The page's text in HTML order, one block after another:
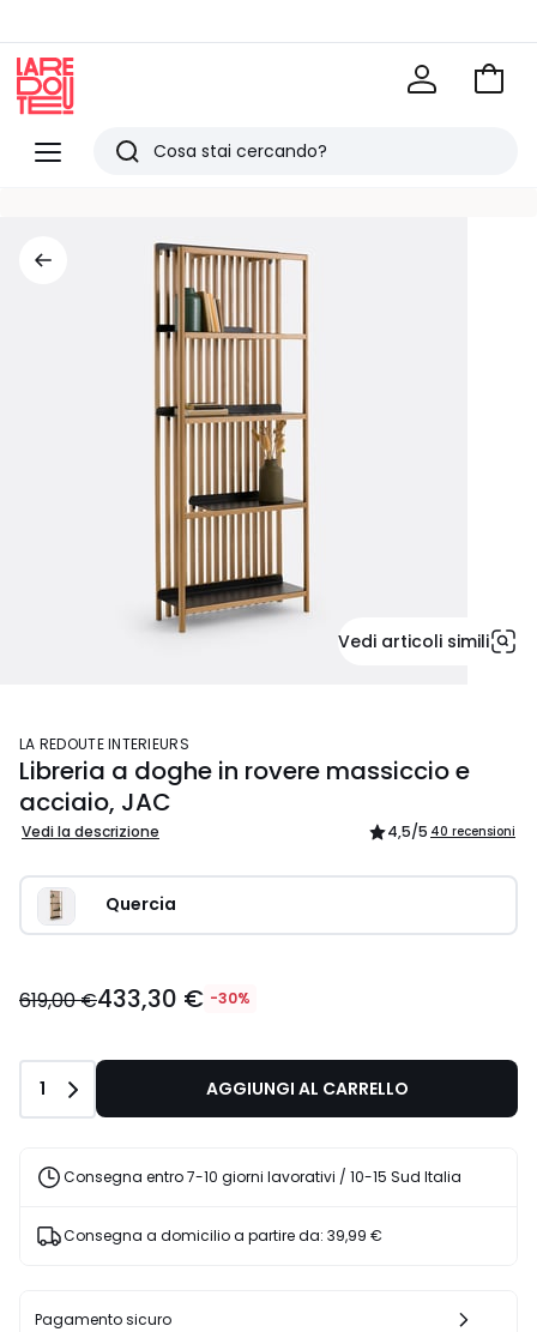
Menu
Redoute
Ricerca
articoli
Vai
Vedi articoli simili
LA REDOUTE INTERIEURS
Libreria a doghe in rovere massiccio e
acciaio, JAC
Vedi la descrizione 4,5/5 40 recensioni
Quercia
619,00 €433,30 € -30%
Quantità
1 AGGIUNGI AL CARRELLO
Consegna entro 7-10 giorni lavorativi / 10-15 Sud Italia
Consegna a domicilio a partire da: 39,99 €
Pagamento sicuro